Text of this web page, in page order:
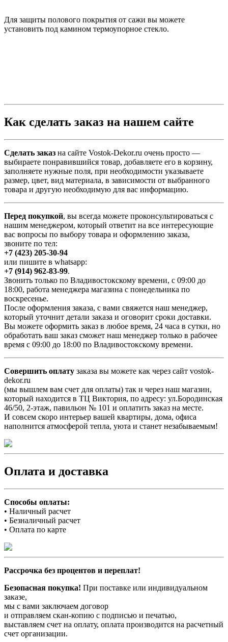
Для защиты полового покрытия от сажи вы можете
установить под камином термоупорное стекло.
Как сделать заказ на нашем сайте
Сделать заказ на сайте Vostok-Dekor.ru очень просто —
выбираете понравившийся товар, добавляете его в корзину,
заполняете нужные поля, при необходимости указываете
размер, цвет, вид материала, в зависимости от выбранного
товара и другую необходимую для вас информацию.
Перед покупкой, вы всегда можете проконсультироваться с
нашим менеджером, который ответит на все интересующие
вас вопросы по выбору товара и оформлению заказа,
звоните по тел:
+7 (423) 205-30-94
или пишите в whatsapp:
+7 (914) 962-83-99.
Звонить только по Владивостокскому времени, с 09:00 до
18:00, работа менеджера магазина с понедельника по
воскресенье.
После оформления заказа, с вами свяжется наш менеджер,
который уточнит детали заказа и оговорит сроки доставки.
Вы можете оформить заказ в любое время, 24 часа в сутки, но
обработать ваш заказ сможет наш менеджер только в рабочее
время с 09:00 до 18:00 по Владивостокскому времени.
Совершить оплату заказа вы можете как через сайт vostok-
dekor.ru
(мы вышлем вам счет для оплаты) так и через наш магазин,
который находится в ТЦ Виктория, по адресу: ул.Бородинская
46/50, 2-этаж, павильон № 101 и оплатить заказ на месте.
И совсем скоро интерьер вашей квартиры, дома, офиса
наполнится атмосферой тепла, уюта и станет незабываемым!
Оплата и доставка
Способы оплаты:
• Наличный расчет
• Безналичный расчет
• Оплата по карте
Рассрочка без процентов и переплат!
Безопасная покупка! При поставке или индивидуальном
заказе,
мы с вами заключаем договор
и отправляем скан-копию с подписью и печатью,
выставляем счет на оплату, оплата производится на расчетный
счет организации.